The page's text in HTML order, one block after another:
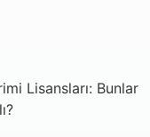
Lisansları: Bunlar